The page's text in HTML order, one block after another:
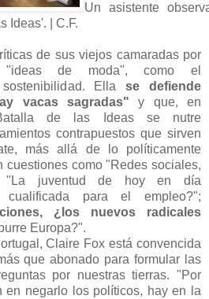
Un asistente
Ideas'. | C.F.
de sus viejos camaradas por
de moda", como el
Ellase defiende
vacas sagradas" y que, en
de las Ideas se nutre
contrapuestos que sirven
más allá de lo políticamente
cuestiones como "Redes sociales,
"La juventud de hoy en día
para el empleo?";
¿los nuevos radicales
Europa?".
Claire Fox está convencida
que abonado para formular las
por nuestras tierras. "Por
en negarlo los políticos, hay en la